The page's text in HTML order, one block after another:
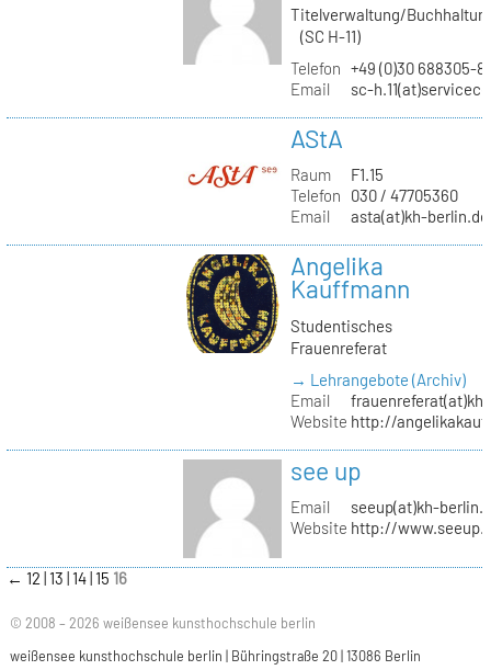
Titelverwaltung/
(SC H-11)
Telefon +49 (0)30 688305-
Email
sc-
AStA
Raum
F1.15
Telefon
030 / 47705360
Email
asta(at)kh-berlin.de
Angelika
Kauffmann
Studentisches
Frauenreferat
→ Lehrangebote (Archiv)
Email
Website http://
see up
Email
seeup(at)kh-
Website http://
← 12 13 14 15 16
© 2008 – 2026 weißensee kunsthochschule berlin
weißensee kunsthochschule berlin | Bühringstraße 20 | 13086 Berlin